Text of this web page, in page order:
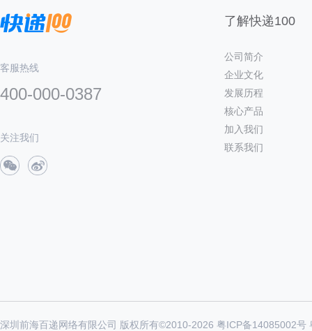
客服热线
400-000-0387
关注我们
了解快递100
公司简介
企业文化
发展历程
核心产品
加入我们
联系我们
深圳前海百递网络有限公司 版权所有©2010-2026 粤ICP备14085002号